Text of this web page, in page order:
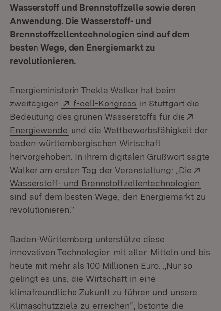
Wasserstoff und Brennstoffzelle sowie deren
Anwendung. Die Wasserstoff- und
Brennstoffzellentechnologien sind auf dem
besten Wege, den Energiemarkt zu
revolutionieren.
Energieministerin Thekla Walker hat beim
zweitägigen
Extern:
f-cell-Kongress (Öffnet in neuem
in Stuttgart die
Bedeutung des grünen Wasserstoffs für die
Energiewende (Öffnet in neuem Fenster)
und die Wettbewerbsfähigkeit der
baden-württembergischen Wirtschaft
hervorgehoben. In ihrem digitalen Grußwort sagte
Walker am ersten Tag der Veranstaltung: „Die
Wasserstoff- und Brennstoffzellentechnologien
sind auf dem besten Wege, den Energiemarkt zu
revolutionieren.“
Baden-Württemberg unterstütze diese
innovativen Technologien mit allen Mitteln und bis
heute mit mehr als 100 Millionen Euro. „Nur so
gelingt es uns, die Wirtschaft in eine
klimafreundliche Zukunft zu führen und unsere
Klimaschutzziele zu erreichen“, betonte die